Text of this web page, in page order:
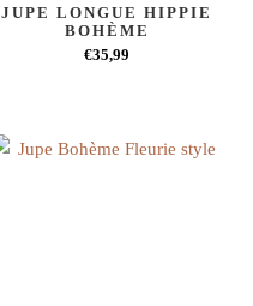
JUPE LONGUE HIPPIE
BOHÈME
€35,99